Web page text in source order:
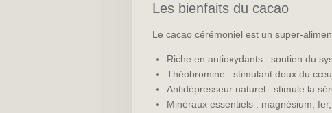
Les bienfaits du cacao
Le cacao cérémoniel est un super-
Riche en antioxydants : soutien du
Théobromine : stimulant doux du
Antidépresseur naturel : stimule la
Minéraux essentiels : magnésium,